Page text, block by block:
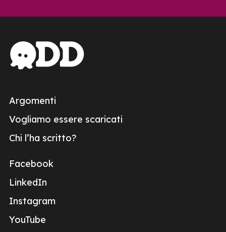
Argomenti
Vogliamo essere scaricati
Chi l’ha scritto?
Facebook
LinkedIn
Instagram
YouTube